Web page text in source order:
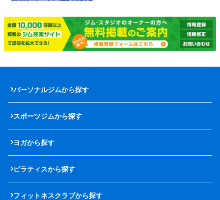
パーソナルジムから探す
スポーツジムから探す
ヨガから探す
ピラティスから探す
フィットネスクラブから探す